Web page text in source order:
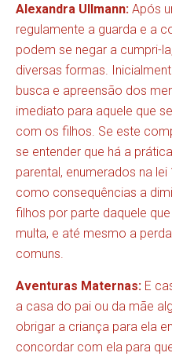
Alexandra Ullmann: Após
regulamente a guarda e a
podem se negar a cumpri-
diversas formas.
busca e apreensão dos
imediato para aquele que
com os filhos. Se este
se entender que há a
parental, enumerados na
como consequências a
filhos por parte daquele
multa, e até mesmo a
comuns.
Aventuras Maternas: E
a casa do pai ou da mãe
obrigar a criança para ela
concordar com ela para